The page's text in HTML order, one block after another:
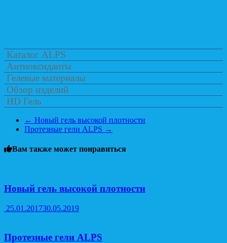
Каталог ALPS
Антиоксиданты
Гелевые материалы
Обзор изделий
HD Гель
← Новый гель высокой плотности
Протезные гели ALPS →
Вам также может понравиться
Новый гель высокой плотности
25.01.201730.05.2019
Протезные гели ALPS